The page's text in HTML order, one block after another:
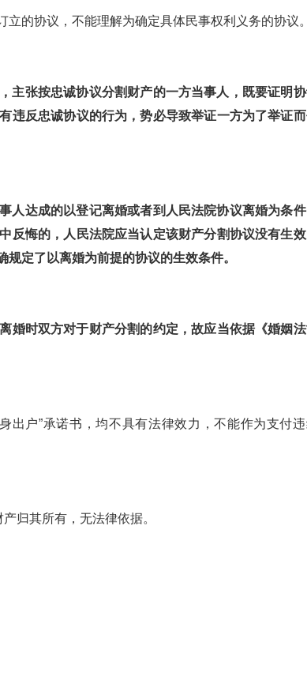
的协议，不能理解为确定具体民事权利义务的协议
主张按忠诚协议分割财产的一方当事人，既要证明
违反忠诚协议的行为，势必导致举证一方为了举证
人达成的以登记离婚或者到人民法院协议离婚为条
反悔的，人民法院应当认定该财产分割协议没有生
规定了以离婚为前提的协议的生效条件。
婚时双方对于财产分割的约定，故应当依据《婚姻
出户”承诺书，均不具有法律效力，不能作为支付
归其所有，无法律依据。